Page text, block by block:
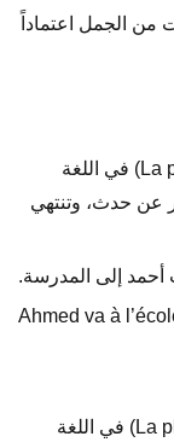
من الجمل اعتماداً
تستخدم الجملة الإخبارية (La phrase déclarative) في اللغة
عن حدث، وتنتهي
أحمد إلى المدرسة.
Ahmed va à
تستخدم الجملة التعجبية (La phrase exclamative) في اللغة